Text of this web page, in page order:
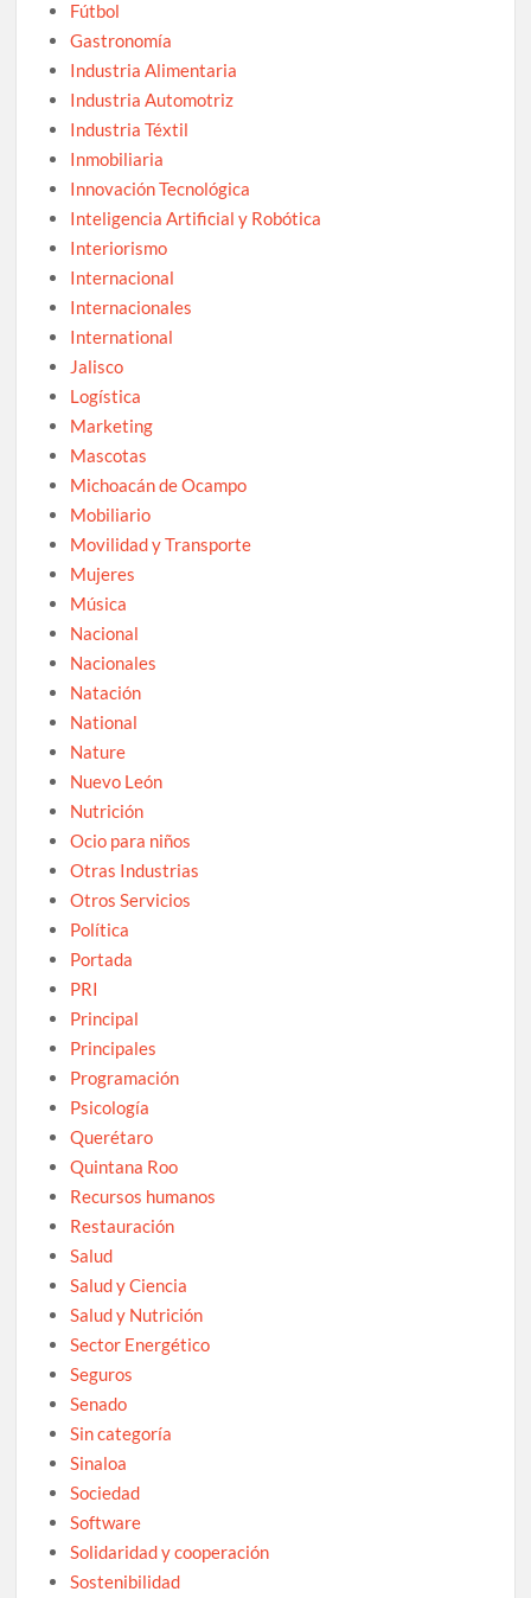
Fútbol
Gastronomía
Industria Alimentaria
Industria Automotriz
Industria Téxtil
Inmobiliaria
Innovación Tecnológica
Inteligencia Artificial y Robótica
Interiorismo
Internacional
Internacionales
International
Jalisco
Logística
Marketing
Mascotas
Michoacán de Ocampo
Mobiliario
Movilidad y Transporte
Mujeres
Música
Nacional
Nacionales
Natación
National
Nature
Nuevo León
Nutrición
Ocio para niños
Otras Industrias
Otros Servicios
Política
Portada
PRI
Principal
Principales
Programación
Psicología
Querétaro
Quintana Roo
Recursos humanos
Restauración
Salud
Salud y Ciencia
Salud y Nutrición
Sector Energético
Seguros
Senado
Sin categoría
Sinaloa
Sociedad
Software
Solidaridad y cooperación
Sostenibilidad